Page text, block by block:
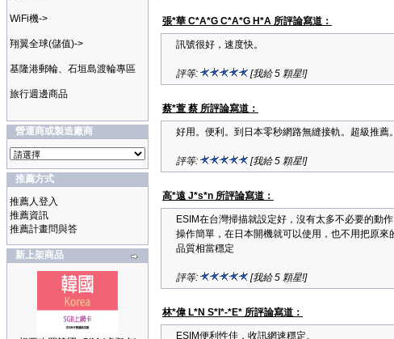
WiFi機->
翔翼全球(儲值)->
基隆港郵輪、石垣島渡輪專區
旅行週邊商品
營運商或製造廠商
推薦方式
推薦人登入
推薦資訊
推薦計畫問與答
新上架商品
張*華 C*A*G C*A*G H*A 所評論寫道：
訊號很好，速度快。
評等: [我給 5 顆星!]
蔡*萱 蔡 所評論寫道：
好用。便利。到日本零秒網路無縫接軌。超級推薦。
評等: [我給 5 顆星!]
高*遠 J*s*n 所評論寫道：
ESIM在台灣掃描就設定好，沒有太多不必要的動作
操作簡單，在日本開機就可以使用，也不用把原來
品質相當穩定
評等: [我給 5 顆星!]
林*偉 L*N S*I*-*E* 所評論寫道：
ESIM便利性佳，收訊網速穩定。